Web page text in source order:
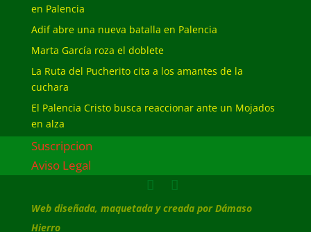
en Palencia
Adif abre una nueva batalla en Palencia
Marta García roza el doblete
La Ruta del Pucherito cita a los amantes de la
cuchara
El Palencia Cristo busca reaccionar ante un Mojados
en alza
Suscripcion
Aviso Legal
Web diseñada, maquetada y creada por Dámaso
Hierro